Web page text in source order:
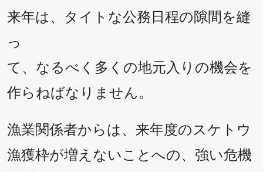
来年は、タイトな公務日程の隙間を縫
っ
て、なるべく多くの地元入りの機会を
作らねばなりません。
漁業関係者からは、来年度のスケトウ
漁獲枠が増えないことへの、強い危機